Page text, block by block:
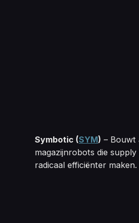
Symbotic (SYM) – Bouwt
magazijnrobots die supply
radicaal efficiënter maken.